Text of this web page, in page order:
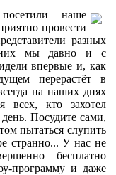
наше
провести
разных
них мы давно и с
впервые и, как
перерастёт в
на наших днях
всех, кто захотел
Посудите сами,
пытаться слупить
странно... У нас не
бесплатно
программу и даже